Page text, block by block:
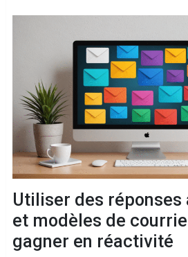
Utiliser des
et modèles de
gagner en réactivité